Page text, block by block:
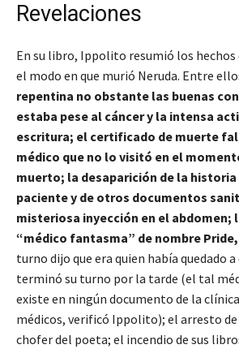
Revelaciones
En su libro, Ippolito resumió los hechos
el modo en que murió Neruda. Entre
repentina no obstante las buenas
estaba pese al cáncer y la intensa
escritura; el certificado de muerte
médico que no lo visitó en el
muerto; la desaparición de la
paciente y de otros documentos
misteriosa inyección en el abdomen;
“médico fantasma” de nombre Pride,
turno dijo que era quien había quedado
terminó su turno por la tarde (el tal
existe en ningún documento de la
médicos, verificó Ippolito); el arresto de
chofer del poeta; el incendio de sus